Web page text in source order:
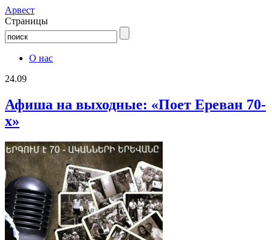
Aрвест
Страницы
О нас
24.09
Афиша на выходные: «Поет Ереван 70-
х»